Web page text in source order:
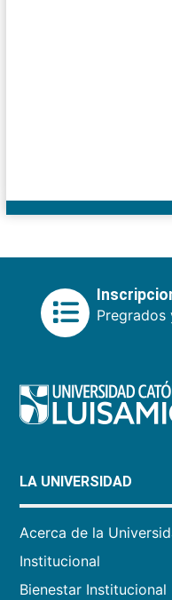
Pregrados
LA UNIVERSIDAD
Acerca de la
Institucional
Bienestar Institucional